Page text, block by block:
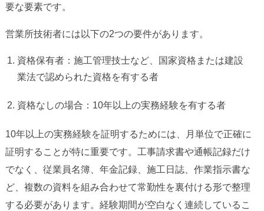
要な要素です。
営業所技術者には以下の2つの要件があります。
資格保有者：施工管理技士など、国家資格または建設
業法で認められた資格を有する者
資格なしの場合：10年以上の実務経験を有する者
10年以上の実務経験を証明するためには、月単位で正確に
証明することが特に重要です。工事請求書や通帳記録だけ
でなく、従業員名簿、年金記録、施工日誌、作業指示書な
ど、複数の資料を組み合わせて常勤性を裏付ける形で整理
する必要があります。経験期間が空白なく連続しているこ